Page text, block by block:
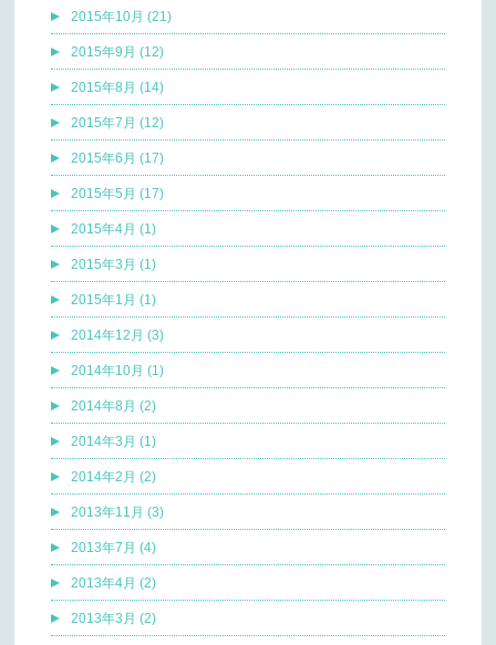
2015年10月 (21)
2015年9月 (12)
2015年8月 (14)
2015年7月 (12)
2015年6月 (17)
2015年5月 (17)
2015年4月 (1)
2015年3月 (1)
2015年1月 (1)
2014年12月 (3)
2014年10月 (1)
2014年8月 (2)
2014年3月 (1)
2014年2月 (2)
2013年11月 (3)
2013年7月 (4)
2013年4月 (2)
2013年3月 (2)